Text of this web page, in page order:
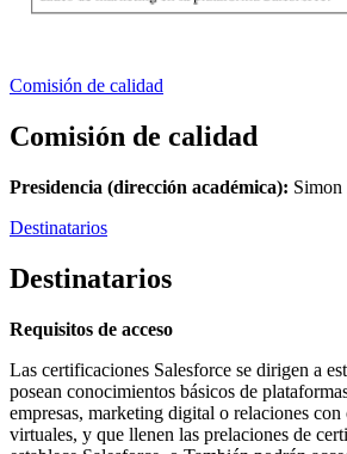
Comisión de calidad
Comisión de calidad
Presidencia (dirección académica): Simon
Destinatarios
Destinatarios
Requisitos de acceso
Las certificaciones Salesforce se dirigen a
posean conocimientos básicos de
empresas, marketing digital o relaciones con
virtuales, y que llenen las prelaciones de